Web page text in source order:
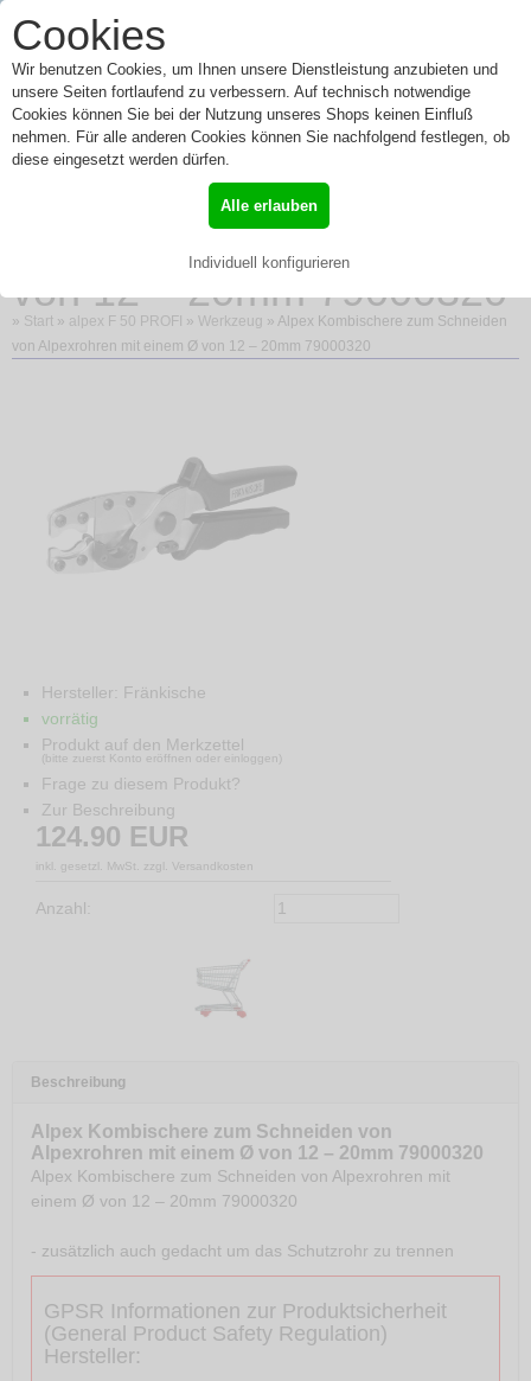
Cookies
Wir benutzen Cookies, um Ihnen unsere Dienstleistung anzubieten und
unsere Seiten fortlaufend zu verbessern. Auf technisch notwendige
Cookies können Sie bei der Nutzung unseres Shops keinen Einfluß
nehmen. Für alle anderen Cookies können Sie nachfolgend festlegen, ob
diese eingesetzt werden dürfen.
Alle erlauben
Individuell konfigurieren
Toggle
Menü
Alpex Kombischere zum
Schneiden von
Alpexrohren mit einem Ø
von 12 – 20mm 79000320
» Start » alpex F 50 PROFI » Werkzeug » Alpex Kombischere zum Schneiden
von Alpexrohren mit einem Ø von 12 – 20mm 79000320
Hersteller: Fränkische
vorrätig
Produkt auf den Merkzettel
(bitte zuerst Konto eröffnen oder einloggen)
Frage zu diesem Produkt?
Zur Beschreibung
124.90 EUR
inkl. gesetzl. MwSt. zzgl. Versandkosten
Anzahl:
Beschreibung
Alpex Kombischere zum Schneiden von
Alpexrohren mit einem Ø von 12 – 20mm 79000320
Alpex Kombischere zum Schneiden von Alpexrohren mit
einem Ø von 12 – 20mm 79000320
- zusätzlich auch gedacht um das Schutzrohr zu trennen
GPSR Informationen zur Produktsicherheit
(General Product Safety Regulation)
Hersteller: